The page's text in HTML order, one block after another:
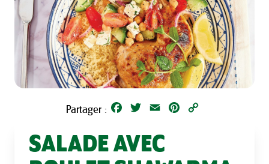
Partager : Facebook
Twitter Email Pinterest
SALADE AVEC